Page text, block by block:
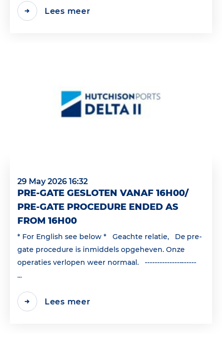
Lees meer
29 May 2026 16:32
PRE-GATE GESLOTEN VANAF 16H00/
PRE-GATE PROCEDURE ENDED AS
FROM 16H00
* For English see below * Geachte relatie, De pre-
gate procedure is inmiddels opgeheven. Onze
operaties verlopen weer normaal. ---------------------
...
Lees meer